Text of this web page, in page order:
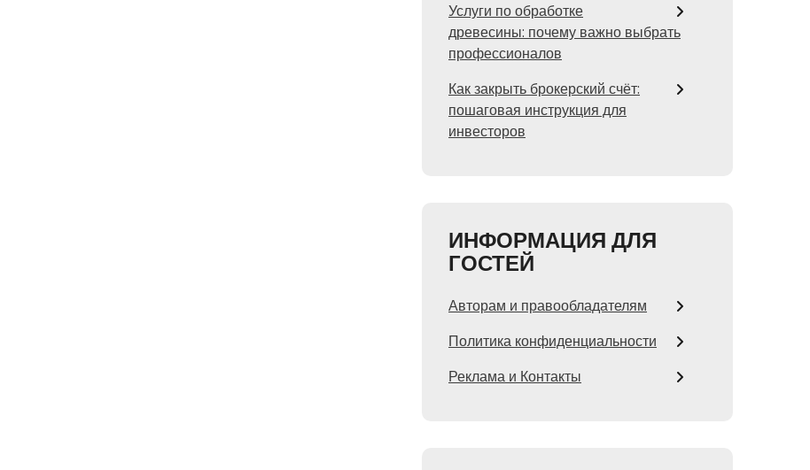
Услуги по обработке
древесины: почему важно выбрать
профессионалов
Как закрыть брокерский счёт:
пошаговая инструкция для
инвесторов
ИНФОРМАЦИЯ ДЛЯ
ГОСТЕЙ
Авторам и правообладателям
Политика конфиденциальности
Реклама и Контакты